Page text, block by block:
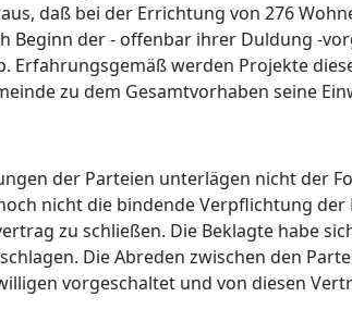
daß bei der Errichtung von 276
Beginn der - offenbar ihrer Duldung -
Erfahrungsgemäß werden Projekte
zu dem Gesamtvorhaben seine
der Parteien unterlägen nicht der
nicht die bindende Verpflichtung
zu schließen. Die Beklagte habe
Die Abreden zwischen den
vorgeschaltet und von diesen